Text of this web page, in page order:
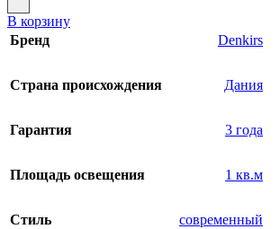
В корзину
Бренд
Denkirs
Страна происхождения Дания
Гарантия 3 года
Площадь освещения 1 кв.м
Стиль современный